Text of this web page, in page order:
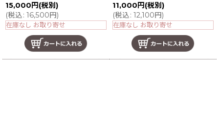
15,000 円 (税別)
(税込: 16,500円)
在庫なし お取り寄せ
11,000 円 (税別)
(税込: 12,100円)
在庫なし お取り寄せ